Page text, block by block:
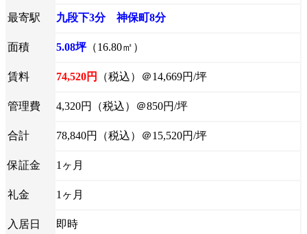
最寄駅 九段下3分 神保町8分
面積 5.08坪（16.80㎡）
賃料 74,520円 （税込）＠14,669円/坪
管理費 4,320円（税込）＠850円/坪
合計 78,840円（税込）＠15,520円/坪
保証金 1ヶ月
礼金 1ヶ月
入居日 即時